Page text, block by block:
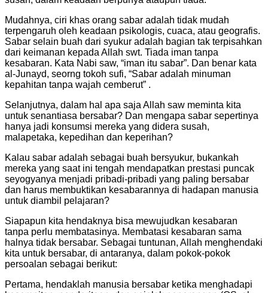
Mudahnya, ciri khas orang sabar adalah tidak mudah
terpengaruh oleh keadaan psikologis, cuaca, atau geografis.
Sabar selain buah dari syukur adalah bagian tak terpisahkan
dari keimanan kepada Allah swt. Tiada iman tanpa
kesabaran. Kata Nabi saw, “iman itu sabar”. Dan benar kata
al-Junayd, seorng tokoh sufi, “Sabar adalah minuman
kepahitan tanpa wajah cemberut” .
Selanjutnya, dalam hal apa saja Allah saw meminta kita
untuk senantiasa bersabar? Dan mengapa sabar sepertinya
hanya jadi konsumsi mereka yang didera susah,
malapetaka, kepedihan dan keperihan?
Kalau sabar adalah sebagai buah bersyukur, bukankah
mereka yang saat ini tengah mendapatkan prestasi puncak
seyogyanya menjadi pribadi-pribadi yang paling bersabar
dan harus membuktikan kesabarannya di hadapan manusia
untuk diambil pelajaran?
Siapapun kita hendaknya bisa mewujudkan kesabaran
tanpa perlu membatasinya. Membatasi kesabaran sama
halnya tidak bersabar. Sebagai tuntunan, Allah menghendaki
kita untuk bersabar, di antaranya, dalam pokok-pokok
persoalan sebagai berikut:
Pertama, hendaklah manusia bersabar ketika menghadapi